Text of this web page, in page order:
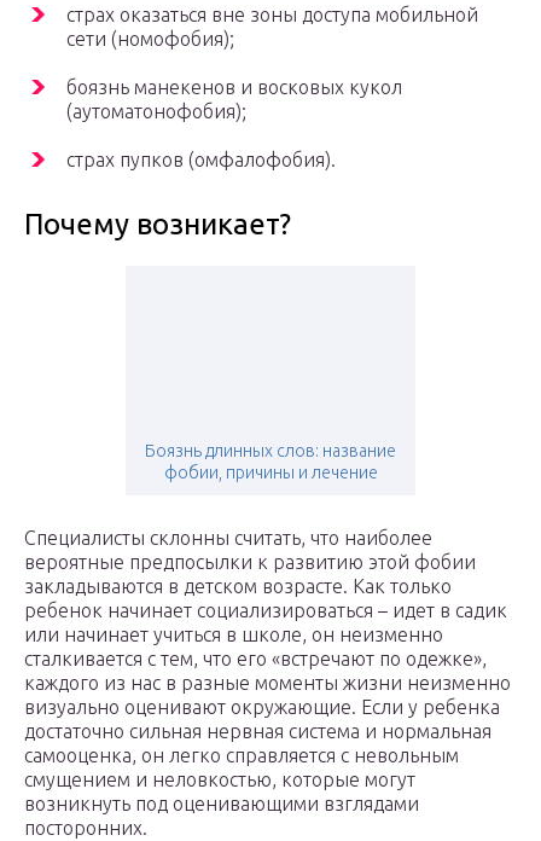
страх оказаться вне зоны доступа мобильной
сети (номофобия);
боязнь манекенов и восковых кукол
(аутоматонофобия);
страх пупков (омфалофобия).
Почему возникает?
Боязнь длинных слов: название
фобии, причины и лечение
Специалисты склонны считать, что наиболее
вероятные предпосылки к развитию этой фобии
закладываются в детском возрасте. Как только
ребенок начинает социализироваться – идет в садик
или начинает учиться в школе, он неизменно
сталкивается с тем, что его «встречают по одежке»,
каждого из нас в разные моменты жизни неизменно
визуально оценивают окружающие. Если у ребенка
достаточно сильная нервная система и нормальная
самооценка, он легко справляется с невольным
смущением и неловкостью, которые могут
возникнуть под оценивающими взглядами
посторонних.